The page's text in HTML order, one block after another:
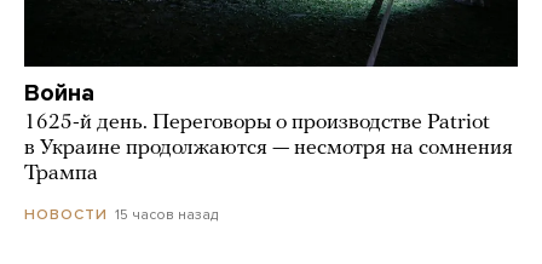
Война
1625-й день. Переговоры о производстве Patriot
в Украине продолжаются — несмотря на сомнения
Трампа
НОВОСТИ 15 часов назад